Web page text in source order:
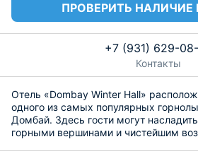
ПРОВЕРИТЬ
+7 (931) 629-
Контакты
Отель «Dombay Winter Hall»
одного из самых популярных
Домбай. Здесь гости могут
горными вершинами и чистейшим